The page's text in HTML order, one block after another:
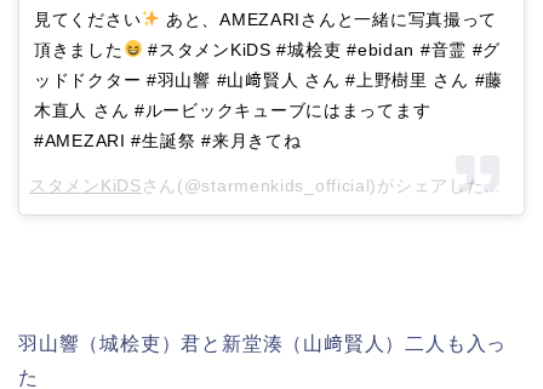
見てください
あと、AMEZARIさんと一緒に写真撮って
頂きました
#スタメンKiDS #城桧吏 #ebidan #音霊 #グ
ッドドクター #羽山響 #山﨑賢人 さん #上野樹里 さん #藤
木直人 さん #ルービックキューブにはまってます
#AMEZARI #生誕祭 #来月きてね
スタメンKiDSさん(@starmenkids_official)がシェアした投稿 –
羽山響（城桧吏）君と 新堂湊（山﨑賢人）二人も 入っ
た